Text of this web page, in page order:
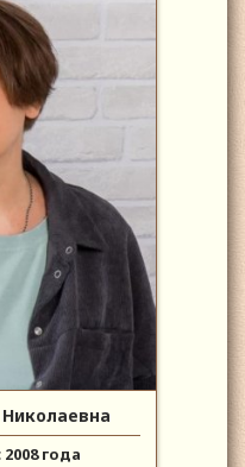
года